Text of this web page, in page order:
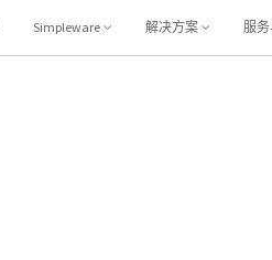
Simpleware 解决方案 服